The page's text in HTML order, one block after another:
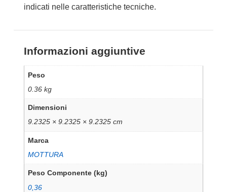
indicati nelle caratteristiche tecniche.
Informazioni aggiuntive
Peso
0.36 kg
Dimensioni
9.2325 × 9.2325 × 9.2325 cm
Marca
MOTTURA
Peso Componente (kg)
0,36